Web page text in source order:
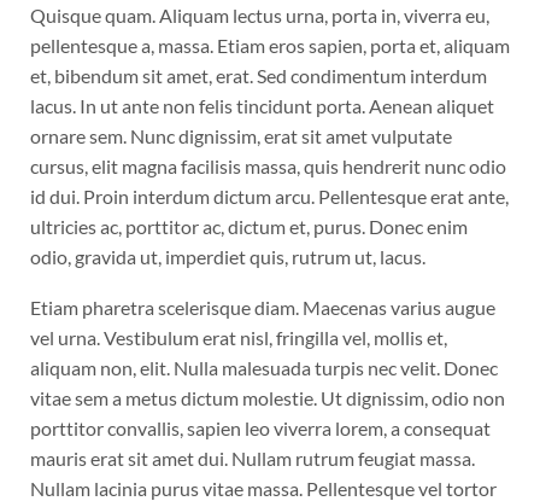
Quisque quam. Aliquam lectus urna, porta in, viverra eu,
pellentesque a, massa. Etiam eros sapien, porta et, aliquam
et, bibendum sit amet, erat. Sed condimentum interdum
lacus. In ut ante non felis tincidunt porta. Aenean aliquet
ornare sem. Nunc dignissim, erat sit amet vulputate
cursus, elit magna facilisis massa, quis hendrerit nunc odio
id dui. Proin interdum dictum arcu. Pellentesque erat ante,
ultricies ac, porttitor ac, dictum et, purus. Donec enim
odio, gravida ut, imperdiet quis, rutrum ut, lacus.
Etiam pharetra scelerisque diam. Maecenas varius augue
vel urna. Vestibulum erat nisl, fringilla vel, mollis et,
aliquam non, elit. Nulla malesuada turpis nec velit. Donec
vitae sem a metus dictum molestie. Ut dignissim, odio non
porttitor convallis, sapien leo viverra lorem, a consequat
mauris erat sit amet dui. Nullam rutrum feugiat massa.
Nullam lacinia purus vitae massa. Pellentesque vel tortor